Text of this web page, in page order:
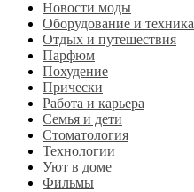
Новости моды
Оборудование и техника
Отдых и путешествия
Парфюм
Похудение
Прически
Работа и карьера
Семья и дети
Стоматология
Технологии
Уют в доме
Фильмы